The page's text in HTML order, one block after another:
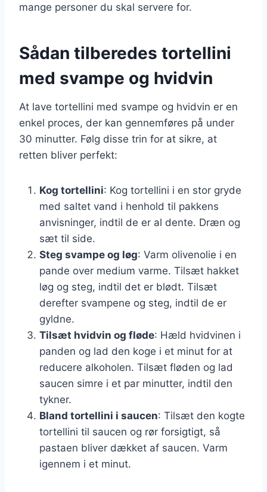
mange personer du skal servere for.
Sådan tilberedes tortellini
med svampe og hvidvin
At lave tortellini med svampe og hvidvin er en
enkel proces, der kan gennemføres på under
30 minutter. Følg disse trin for at sikre, at
retten bliver perfekt:
Kog tortellini: Kog tortellini i en stor gryde
med saltet vand i henhold til pakkens
anvisninger, indtil de er al dente. Dræn og
sæt til side.
Steg svampe og løg: Varm olivenolie i en
pande over medium varme. Tilsæt hakket
løg og steg, indtil det er blødt. Tilsæt
derefter svampene og steg, indtil de er
gyldne.
Tilsæt hvidvin og fløde: Hæld hvidvinen i
panden og lad den koge i et minut for at
reducere alkoholen. Tilsæt fløden og lad
saucen simre i et par minutter, indtil den
tykner.
Bland tortellini i saucen: Tilsæt den kogte
tortellini til saucen og rør forsigtigt, så
pastaen bliver dækket af saucen. Varm
igennem i et minut.